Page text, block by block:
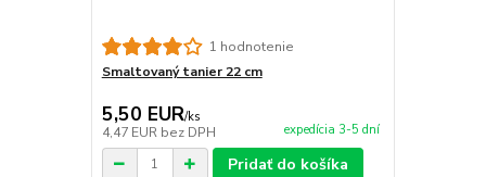
1 hodnotenie
Smaltovaný tanier 22 cm
5,50 EUR/ks
4,47 EUR bez DPH expedícia 3-5 dní
Pridať do košíka